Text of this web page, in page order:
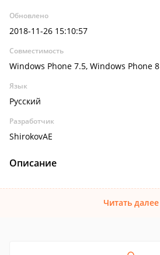
Обновлено
2018-11-26 15:10:57
Совместимость
Windows Phone 7.5, Windows Phone 8
Язык
Русский
Разработчик
ShirokovAE
Описание
Читать далее